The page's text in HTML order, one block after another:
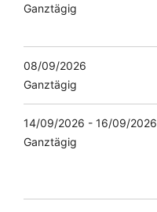
Ganztägig
08/09/2026
Ganztägig
14/09/2026 - 16/09/2026
Ganztägig